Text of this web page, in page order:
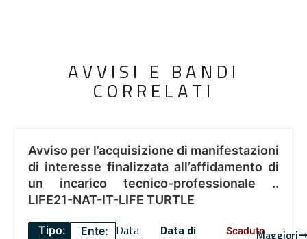
AVVISI E BANDI
CORRELATI
Avviso per l’acquisizione di manifestazioni
di interesse finalizzata all’affidamento di
un incarico tecnico-professionale ..
LIFE21-NAT-IT-LIFE TURTLE
Tipo: Ente:
Data
Data di
ScadutoMaggiori